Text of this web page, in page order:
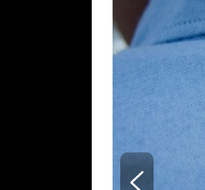
ZBĚSILE 10